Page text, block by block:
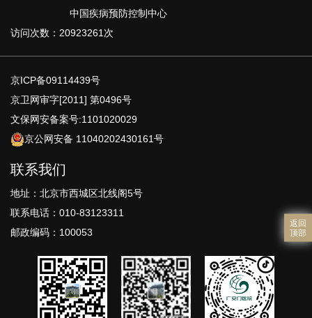
返回
顶部
中国疾病预防控制中心
访问次数：20923261次
京ICP备09114439号
京卫网审字[2011] 第0496号
文保网安备案号:1101020029
京公网安备 11040202430161号
联系我们
地址：北京市西城区北线阁5号
联系电话：010-83123311
邮政编码：100053